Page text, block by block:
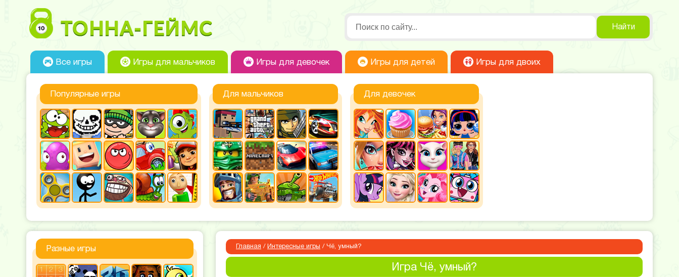
Найти
Все игры Игры для мальчиков Игры для девочек Игры для детей Игры для двоих
Популярные игры Для мальчиков Для девочек
Разные игры Главная / Интересные игры / Чё, умный?
Игра Чё, умный?